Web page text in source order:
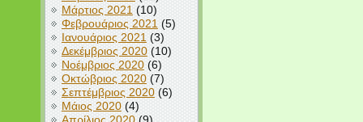
Μάρτιος 2021 (10)
Φεβρουάριος 2021 (5)
Ιανουάριος 2021 (3)
Δεκέμβριος 2020(10)
Νοέμβριος 2020(6)
Οκτώβριος 2020(7)
Σεπτέμβριος 2020(6)
Μάιος 2020(4)